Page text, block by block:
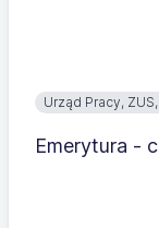
Urząd Pracy,
Emerytura -